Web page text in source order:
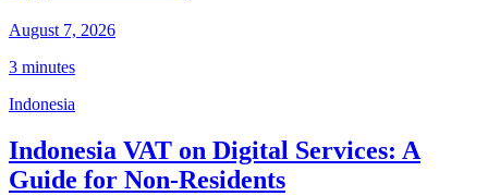
August 7, 2026
3 minutes
Indonesia
Indonesia VAT on Digital Services: A
Guide for Non-Residents